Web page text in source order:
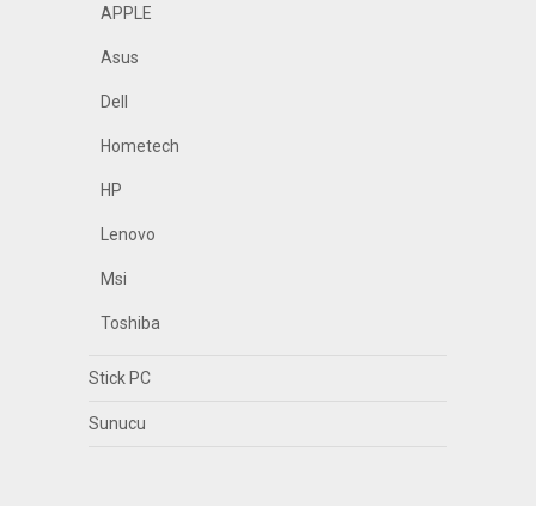
APPLE
Asus
Dell
Hometech
HP
Lenovo
Msi
Toshiba
Stick PC
Sunucu